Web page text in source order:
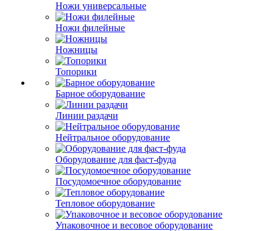
Ножи универсальные
Ножи филейные
Ножницы
Топорики
Барное оборудование
Линии раздачи
Нейтральное оборудование
Оборудование для фаст-фуда
Посудомоечное оборудование
Тепловое оборудование
Упаковочное и весовое оборудование